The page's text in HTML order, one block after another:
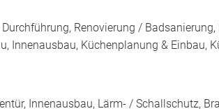
Renovierung / Badsanierung,
Innenausbau, Küchenplanung & Einbau,
Innenausbau, Lärm- / Schallschutz,